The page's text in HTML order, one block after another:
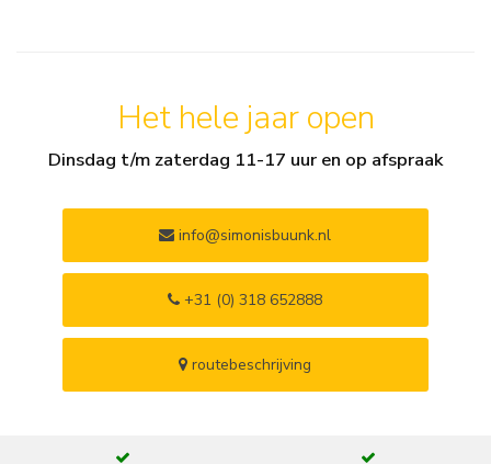
Het hele jaar open
Dinsdag t/m zaterdag 11-17 uur en op afspraak
info@simonisbuunk.nl
+31 (0) 318 652888
routebeschrijving